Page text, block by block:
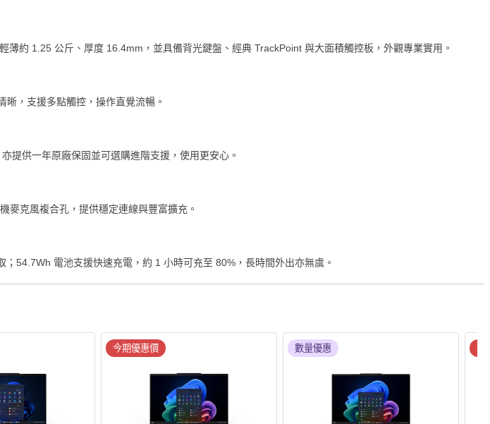
約 1.25 公斤、厚度 16.4mm，並具備背光鍵盤、經典 TrackPoint 與大面積觸控板，外觀專業實用。
，支援多點觸控，操作直覺流暢。
提供一年原廠保固並可選購進階支援，使用更安心。
麥克風複合孔，提供穩定連線與豐富擴充。
54.7Wh 電池支援快速充電，約 1 小時可充至 80%，長時間外出亦無虞。
今期優惠價 數量優惠 今